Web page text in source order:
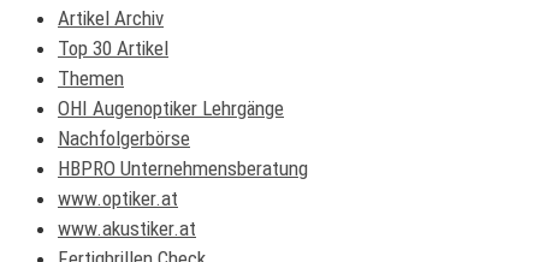
Artikel Archiv
Top 30 Artikel
Themen
OHI Augenoptiker Lehrgänge
Nachfolgerbörse
HBPRO Unternehmensberatung
www.optiker.at
www.akustiker.at